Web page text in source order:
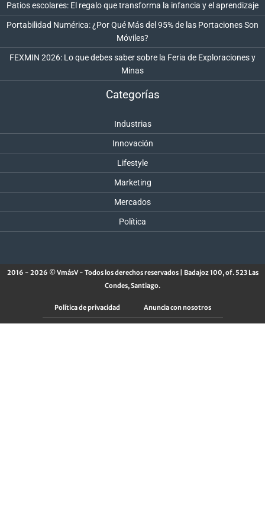
Patios escolares: El regalo que transforma la infancia y el aprendizaje
Portabilidad Numérica: ¿Por Qué Más del 95% de las Portaciones Son
Móviles?
FEXMIN 2026: Lo que debes saber sobre la Feria de Exploraciones y
Minas
Categorías
Industrias
Innovación
Lifestyle
Marketing
Mercados
Política
2016 - 2026 © VmásV - Todos los derechos reservados | Badajoz 100, of. 523 Las
Condes, Santiago.
Política de privacidad Anuncia con nosotros